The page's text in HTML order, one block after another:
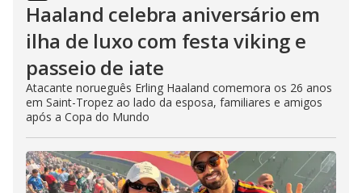
Haaland celebra aniversário em
ilha de luxo com festa viking e
passeio de iate
Atacante norueguês Erling Haaland comemora os 26 anos
em Saint-Tropez ao lado da esposa, familiares e amigos
após a Copa do Mundo